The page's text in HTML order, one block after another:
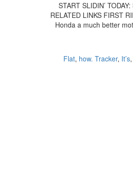
START SLIDIN’
RELATED LINKS FIRST
Honda a much better
Flat, how. Tracker, It’s,